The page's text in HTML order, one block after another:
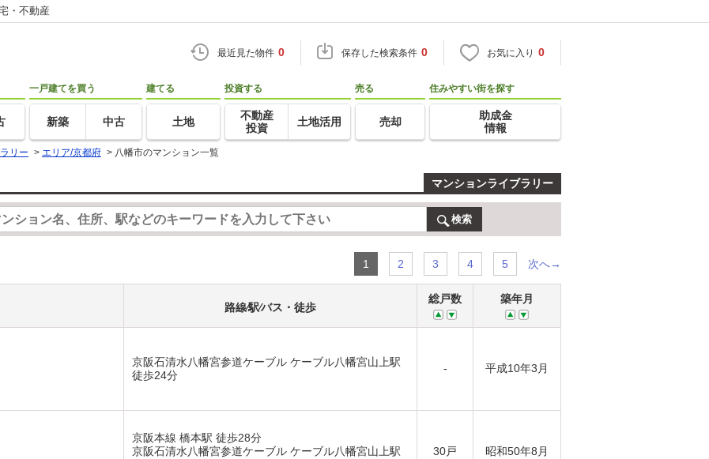
・不動産
最近見た物件 0 保存した検索条件 0 お気に入り 0
一戸建てを買う
新築 中古
建てる
土地
投資する
不動産
投資
土地活用
売る
売却
住みやすい街を探す
助成金
情報
リー > エリア/京都府 > 八幡市のマンション一覧
マンションライブラリー
検索
1 2 3 4 5 次へ→
路線⁄駅⁄バス・徒歩
総戸数 築年月
京阪石清水八幡宮参道ケーブル ケーブル八幡宮山上駅
徒歩24分
- 平成10年3月
京阪本線 橋本駅 徒歩28分
京阪石清水八幡宮参道ケーブル ケーブル八幡宮山上駅
30戸 昭和50年8月